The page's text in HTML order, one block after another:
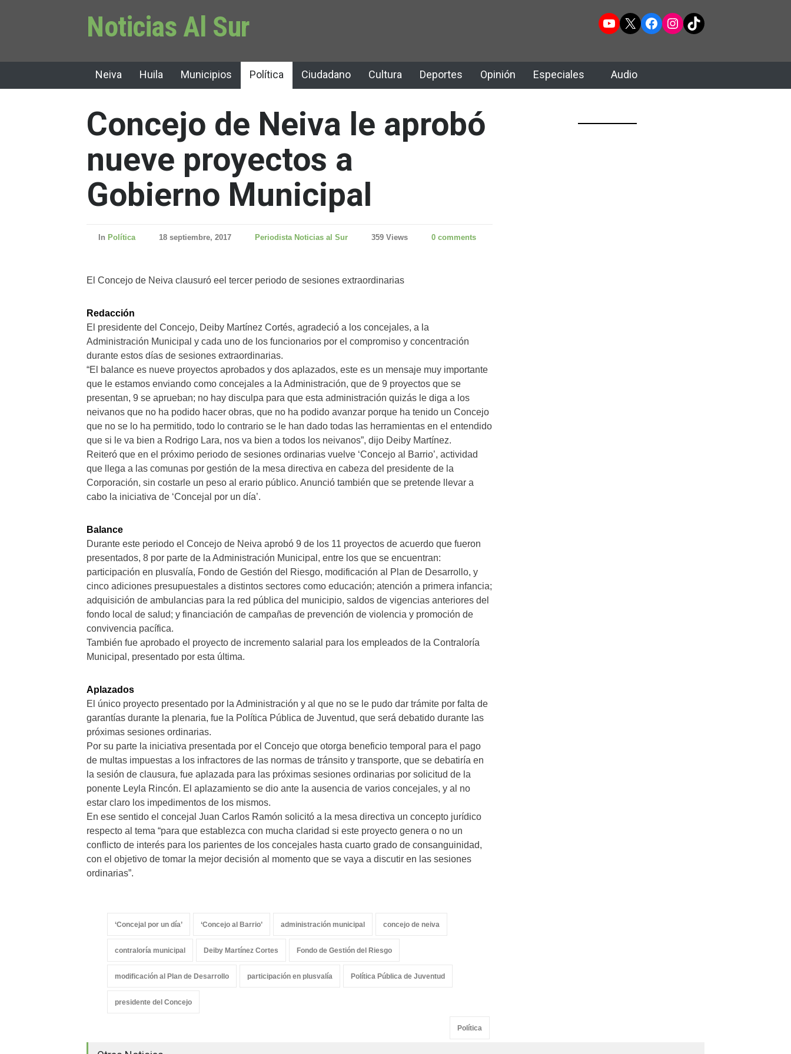
Noticias Al Sur YouTube
X Facebook
Instagram
TikTok
Neiva Huila Municipios Política Ciudadano Cultura Deportes Opinión Especiales Audio
Concejo de Neiva le aprobó
nueve proyectos a
Gobierno Municipal
In Política 18 septiembre, 2017 Periodista Noticias al Sur 359 Views 0 comments
El Concejo de Neiva clausuró eel tercer periodo de sesiones extraordinarias
Redacción
El presidente del Concejo, Deiby Martínez Cortés, agradeció a los concejales, a la
Administración Municipal y cada uno de los funcionarios por el compromiso y concentración
durante estos días de sesiones extraordinarias.
“El balance es nueve proyectos aprobados y dos aplazados, este es un mensaje muy importante
que le estamos enviando como concejales a la Administración, que de 9 proyectos que se
presentan, 9 se aprueban; no hay disculpa para que esta administración quizás le diga a los
neivanos que no ha podido hacer obras, que no ha podido avanzar porque ha tenido un Concejo
que no se lo ha permitido, todo lo contrario se le han dado todas las herramientas en el entendido
que si le va bien a Rodrigo Lara, nos va bien a todos los neivanos”, dijo Deiby Martínez.
Reiteró que en el próximo periodo de sesiones ordinarias vuelve ‘Concejo al Barrio’, actividad
que llega a las comunas por gestión de la mesa directiva en cabeza del presidente de la
Corporación, sin costarle un peso al erario público. Anunció también que se pretende llevar a
cabo la iniciativa de ‘Concejal por un día’.
Balance
Durante este periodo el Concejo de Neiva aprobó 9 de los 11 proyectos de acuerdo que fueron
presentados, 8 por parte de la Administración Municipal, entre los que se encuentran:
participación en plusvalía, Fondo de Gestión del Riesgo, modificación al Plan de Desarrollo, y
cinco adiciones presupuestales a distintos sectores como educación; atención a primera infancia;
adquisición de ambulancias para la red pública del municipio, saldos de vigencias anteriores del
fondo local de salud; y financiación de campañas de prevención de violencia y promoción de
convivencia pacífica.
También fue aprobado el proyecto de incremento salarial para los empleados de la Contraloría
Municipal, presentado por esta última.
Aplazados
El único proyecto presentado por la Administración y al que no se le pudo dar trámite por falta de
garantías durante la plenaria, fue la Política Pública de Juventud, que será debatido durante las
próximas sesiones ordinarias.
Por su parte la iniciativa presentada por el Concejo que otorga beneficio temporal para el pago
de multas impuestas a los infractores de las normas de tránsito y transporte, que se debatiría en
la sesión de clausura, fue aplazada para las próximas sesiones ordinarias por solicitud de la
ponente Leyla Rincón. El aplazamiento se dio ante la ausencia de varios concejales, y al no
estar claro los impedimentos de los mismos.
En ese sentido el concejal Juan Carlos Ramón solicitó a la mesa directiva un concepto jurídico
respecto al tema “para que establezca con mucha claridad si este proyecto genera o no un
conflicto de interés para los parientes de los concejales hasta cuarto grado de consanguinidad,
con el objetivo de tomar la mejor decisión al momento que se vaya a discutir en las sesiones
ordinarias”.
‘Concejal por un día’ ‘Concejo al Barrio’ administración municipal concejo de neiva
contraloría municipal Deiby Martínez Cortes Fondo de Gestión del Riesgo
modificación al Plan de Desarrollo participación en plusvalía Política Pública de Juventud
presidente del Concejo
Política